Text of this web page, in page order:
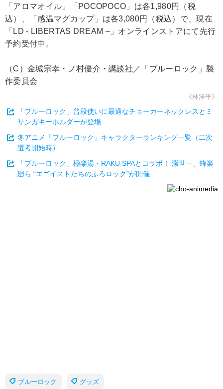
「アロマオイル」「POCOPOCO」は各1,980円（税
込）、「感温マグカップ」は各3,080円（税込）で、現在
「LD - LIBERTAS DREAM –」オンラインストアにて先行
予約受付中。
（C）金城宗幸・ノ村優介・講談社／「ブルーロック」製
作委員会
《林洋平》
「ブルーロック」普段使いに最適なチョーカーネックレスとミ
サンガキーホルダーが登場
冬アニメ「ブルーロック」キャラクターランキング一覧（二次
選考開始時）
「ブルーロック」極楽湯・RAKU SPAとコラボ！ 潔世一、蜂楽
廻ら “エゴイストたちのふろロック”が開催
ブルーロック グッズ